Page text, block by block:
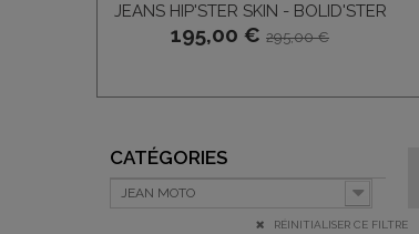
JEANS HIP'STER SKIN - BOLID'STER
195,00 € 295,00 €
CATÉGORIES
JEAN MOTO
RÉINITIALISER CE FILTRE